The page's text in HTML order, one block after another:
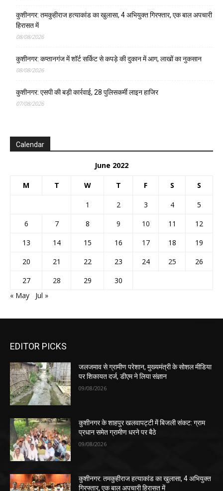
कुशीनगर: तमकुहीराज हत्याकांड का खुलासा, 4 अभियुक्त गिरफ्तार, एक बाल अपचारी
हिरासत में
08/08/2026
कुशीनगर: कप्तानगंज में शॉर्ट सर्किट से कपड़े की दुकान में आग, लाखों का नुकसान
08/08/2026
कुशीनगर: एसपी की बड़ी कार्रवाई, 28 पुलिसकर्मी लाइन हाजिर
07/08/2026
Calendar
June 2022
M T W T F S S
1 2 3 4
5
6
7 8 9 10 11
12
13
14 15 16 17 18
19
20
21 22 23 24 25
26
27
28 29
30
« May
Jul »
EDITOR PICKS
जलजमाव से ग्रामीण परेशान, मुख्यमंत्री के सोशल मीडिया
पर शिकायत दर्ज, डीएम ने लिया संज्ञान
09/08/2026
कुशीनगर के शाहपुर खलवापट्टी में बिजली संकट: ग्राम
प्रधान समेत ग्रामीण धरने पर बैठे
09/08/2026
कुशीनगर: तमकुहीराज हत्याकांड का खुलासा, 4 अभियुक्त
गिरफ्तार, एक बाल अपचारी हिरासत में